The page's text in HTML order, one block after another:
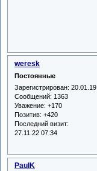
weresk
Постоянные
Зарегистрирован: 20.01.19
Сообщений: 1363
Уважение: +170
Позитив: +420
Последний визит:
27.11.22 07:34
PaulK